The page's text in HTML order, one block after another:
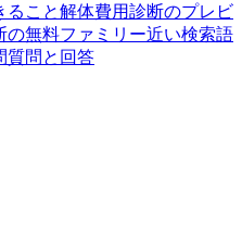
ること解体費用診断のプレビ
の無料ファミリー近い検索語
質問と回答